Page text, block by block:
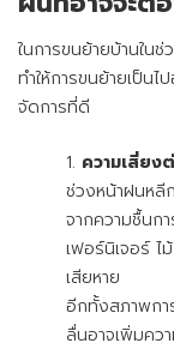
ในการขนย้ายบ้านใน
ทำให้การขนย้ายเป็น
จัดการที่ดี
ความเสี่ยง
ช่วงหน้าฝนหลี
จากความชื้นก
เฟอร์นิเจอร์ ไ
เสียหาย
อีกทั้งสภาพกา
ลื่นอาจเพิ่มคว